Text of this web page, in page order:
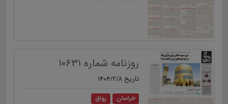
روزنامه شماره ۱۰۶۳۱
تاریخ ۱۴۰۴/۲/۸
خراسان رواق